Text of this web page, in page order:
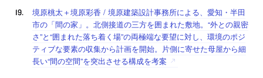
境原桃太＋境原彩香 / 境原建築設計事務所による、愛知・半田
市の「間の家」。北側接道の三方を囲まれた敷地。“外との親密
さ”と“囲まれた落ち着く場”の両極端な要望に対し、環境のポジ
ティブな要素の収集から計画を開始。片側に寄せた母屋から細
長い“間の空間”を突出させる構成を考案